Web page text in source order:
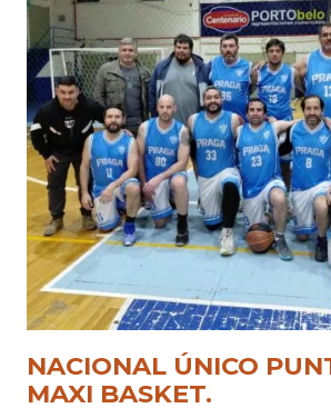
NACIONAL ÚNICO
MAXI BASKET.